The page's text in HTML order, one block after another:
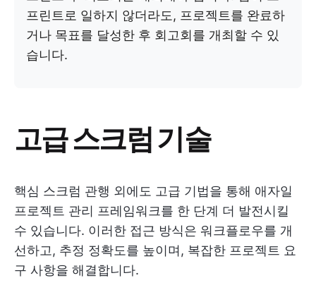
프린트로 일하지 않더라도, 프로젝트를 완료하
거나 목표를 달성한 후 회고회를 개최할 수 있
습니다.
고급 스크럼 기술
핵심 스크럼 관행 외에도 고급 기법을 통해 애자일
프로젝트 관리 프레임워크를 한 단계 더 발전시킬
수 있습니다. 이러한 접근 방식은 워크플로우를 개
선하고, 추정 정확도를 높이며, 복잡한 프로젝트 요
구 사항을 해결합니다.